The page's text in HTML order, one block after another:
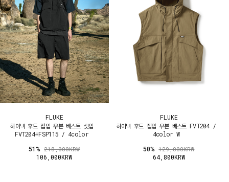
FLUKE
하이넥 후드 집업 우븐 베스트 셋업
FVT204+FSP115 / 4color
51%218,000KRW
106,000KRW
FLUKE
하이넥 후드 집업 우븐 베스트 FVT204 /
4color W
50%129,000KRW
64,800KRW